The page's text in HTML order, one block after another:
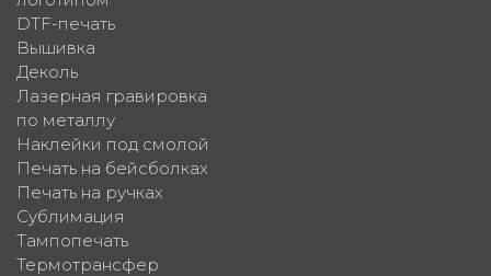
DTF-печать
Вышивка
Деколь
Лазерная гравировка
по металлу
Наклейки под смолой
Печать на бейсболках
Печать на ручках
Сублимация
Тампопечать
Термотрансфер